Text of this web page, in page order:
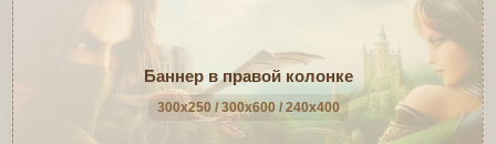
Баннер в правой колонке
300x250 / 300x600 / 240x400